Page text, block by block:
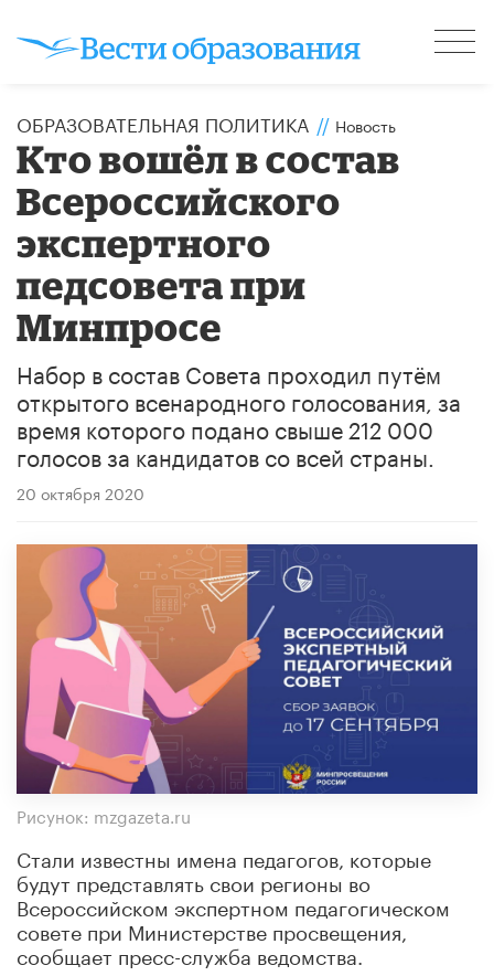
ОБРАЗОВАТЕЛЬНАЯ ПОЛИТИКА // Новость
Кто вошёл в состав
Всероссийского
экспертного
педсовета при
Минпросе
Набор в состав Совета проходил путём
открытого всенародного голосования, за
время которого подано свыше 212 000
голосов за кандидатов со всей страны.
20 октября 2020
Рисунок: mzgazeta.ru
Стали известны имена педагогов, которые
будут представлять свои регионы во
Всероссийском экспертном педагогическом
совете при Министерстве просвещения,
сообщает пресс-служба ведомства.